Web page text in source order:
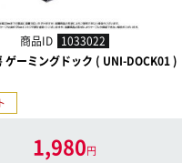
商品ID 1033022
ゲーミングドック ( UNI-DOCK01 )
1,980円